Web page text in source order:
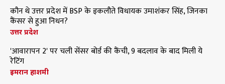
कौन थे उत्तर प्रदेश में BSP के इकलौते विधायक उमाशंकर सिंह, जिनका
कैंसर से हुआ निधन?
उत्तर प्रदेश
'आवारापन 2' पर चली सेंसर बोर्ड की कैंची, 9 बदलाव के बाद मिली ये
रेटिंग
इमरान हाशमी